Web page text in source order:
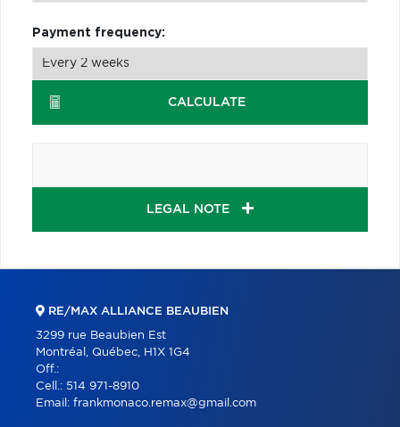
Payment frequency:
CALCULATE
LEGAL NOTE
RE/MAX ALLIANCE BEAUBIEN
3299 rue Beaubien Est
Montréal, Québec, H1X 1G4
Off.:
Cell.: 514 971-8910
Email: frankmonaco.remax@gmail.com